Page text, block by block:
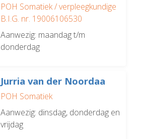
POH Somatiek / verpleegkundige
B.I.G. nr. 19006106530
Aanwezig: maandag t/m
donderdag
Jurria van der Noordaa
POH Somatiek
Aanwezig: dinsdag, donderdag en
vrijdag